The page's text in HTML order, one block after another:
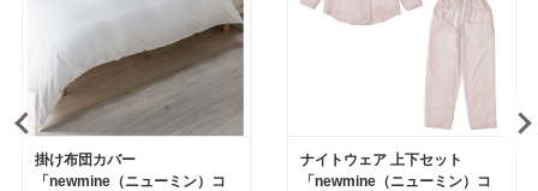
掛け布団カバー
「newmine（ニューミン）コ
ナイトウェア 上下セット
「newmine（ニューミン）コ